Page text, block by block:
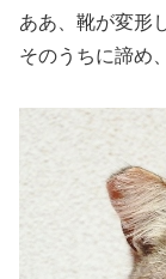
ああ、靴が変形
そのうちに諦め、